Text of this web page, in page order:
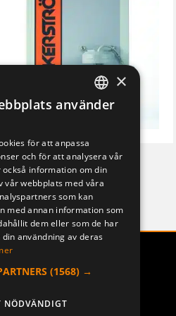
SWEDISH
DEUTSCH
×
använder
för att anpassa
och för att analysera vår
information om din
vår webbplats med våra
som kan
med annan information som
dem eller som de har
användning av deras
(1568) →
NÖDVÄNDIGT